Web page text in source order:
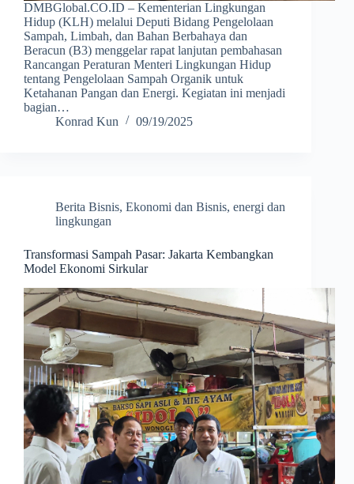
DMBGlobal.CO.ID – Kementerian Lingkungan
Hidup (KLH) melalui Deputi Bidang Pengelolaan
Sampah, Limbah, dan Bahan Berbahaya dan
Beracun (B3) menggelar rapat lanjutan pembahasan
Rancangan Peraturan Menteri Lingkungan Hidup
tentang Pengelolaan Sampah Organik untuk
Ketahanan Pangan dan Energi. Kegiatan ini menjadi
bagian…
Konrad Kun
09/19/2025
Berita Bisnis, Ekonomi dan Bisnis, energi dan
lingkungan
Transformasi Sampah Pasar: Jakarta Kembangkan
Model Ekonomi Sirkular